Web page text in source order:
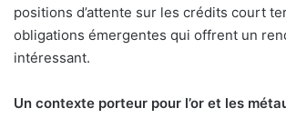
positions d’attente sur les crédits court
obligations émergentes qui offrent un
intéressant.
Un contexte porteur pour l’or et les